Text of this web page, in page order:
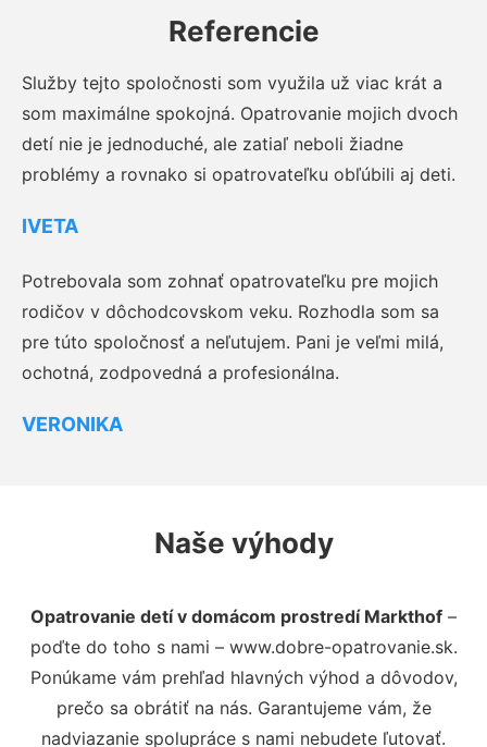
Referencie
Služby tejto spoločnosti som využila už viac krát a
som maximálne spokojná. Opatrovanie mojich dvoch
detí nie je jednoduché, ale zatiaľ neboli žiadne
problémy a rovnako si opatrovateľku obľúbili aj deti.
IVETA
Potrebovala som zohnať opatrovateľku pre mojich
rodičov v dôchodcovskom veku. Rozhodla som sa
pre túto spoločnosť a neľutujem. Pani je veľmi milá,
ochotná, zodpovedná a profesionálna.
VERONIKA
Naše výhody
Opatrovanie detí v domácom prostredí Markthof –
poďte do toho s nami – www.dobre-opatrovanie.sk.
Ponúkame vám prehľad hlavných výhod a dôvodov,
prečo sa obrátiť na nás. Garantujeme vám, že
nadviazanie spolupráce s nami nebudete ľutovať.